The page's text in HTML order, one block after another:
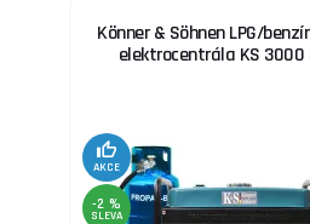
Könner & Söhnen LPG/
elektrocentrála KS 3000
AKCE
-2 %
SLEVA